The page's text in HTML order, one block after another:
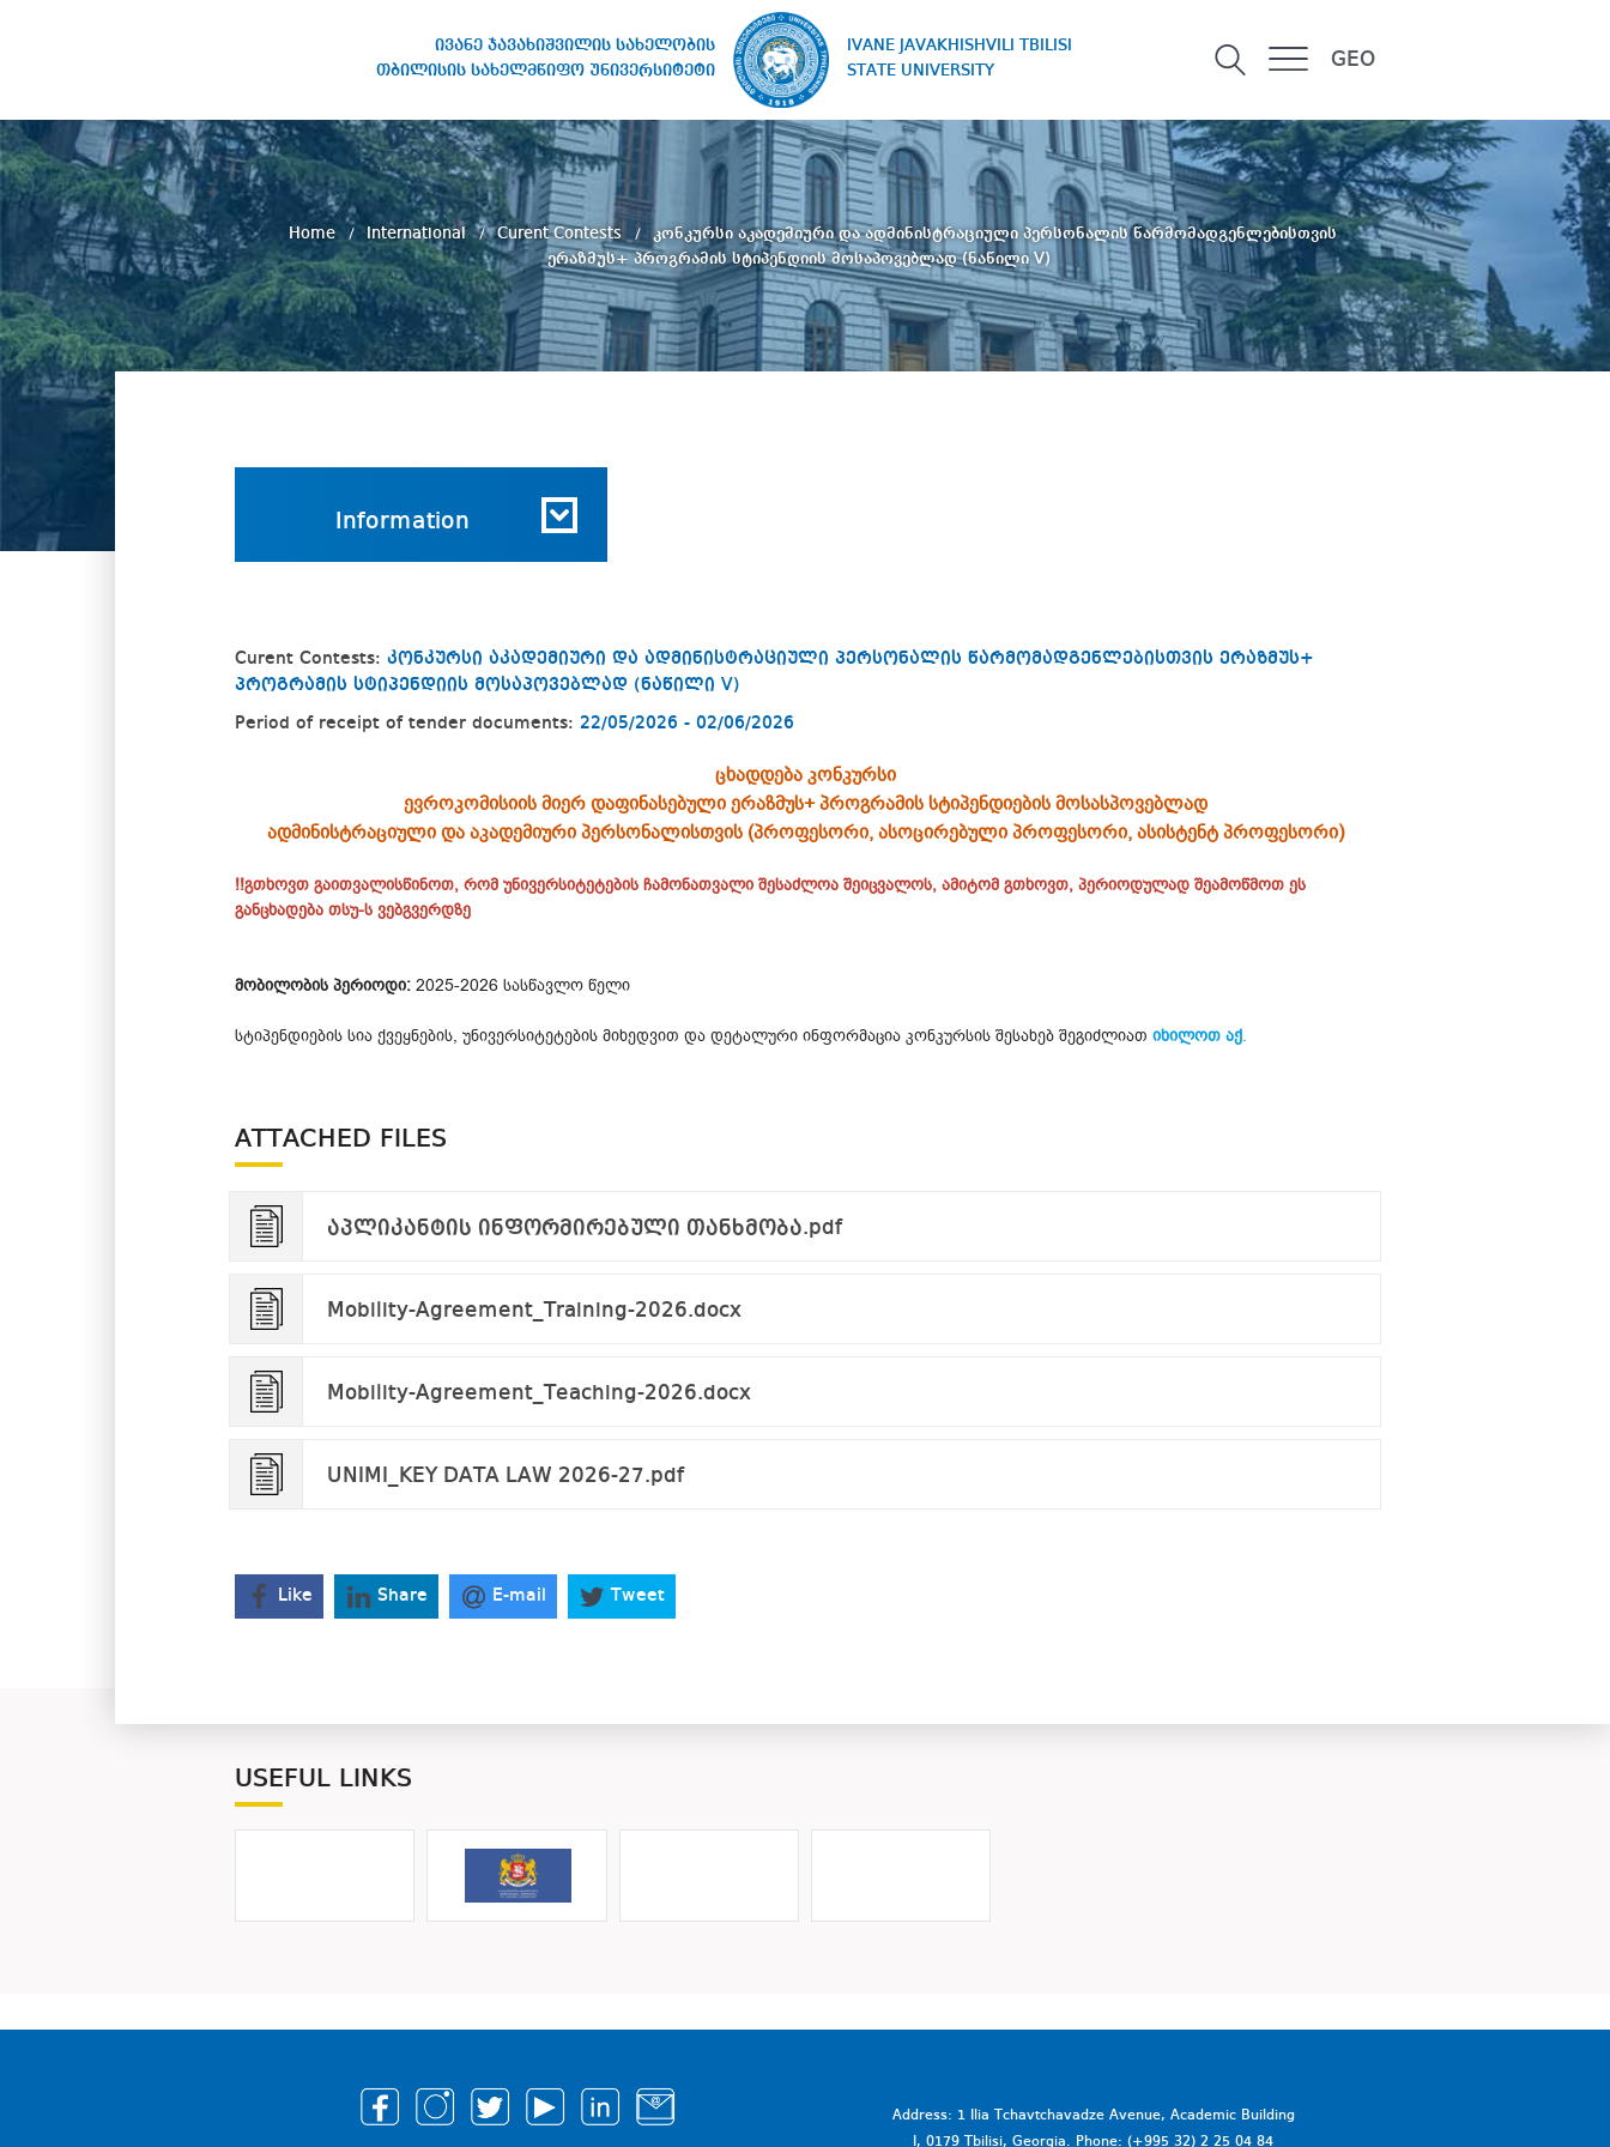
ივანე ჯავახიშვილის სახელობის
თბილისის სახელმწიფო უნივერსიტეტი
IVANE JAVAKHISHVILI TBILISI
STATE UNIVERSITY
GEO
STATE UNIVERSITY
Home International Curent Contests
კონკურსი აკადემიური და ადმინისტრაციული პერსონალის წარმომადგენლებისთვის
ერაზმუს+ პროგრამის სტიპენდიის მოსაპოვებლად (ნაწილი V)
Information
Curent Contests: კონკურსი აკადემიური და ადმინისტრაციული პერსონალის წარმომადგენლებისთვის ერაზმუს+
პროგრამის სტიპენდიის მოსაპოვებლად (ნაწილი V)
Period of receipt of tender documents: 22/05/2026 - 02/06/2026
ცხადდება კონკურსი
ევროკომისიის მიერ დაფინასებული ერაზმუს+ პროგრამის სტიპენდიების მოსასპოვებლად
ადმინისტრაციული და აკადემიური პერსონალისთვის (პროფესორი, ასოცირებული პროფესორი, ასისტენტ პროფესორი)
!!გთხოვთ გაითვალისწინოთ, რომ უნივერსიტეტების ჩამონათვალი შესაძლოა შეიცვალოს, ამიტომ გთხოვთ, პერიოდულად შეამოწმოთ ეს
განცხადება თსუ-ს ვებგვერდზე
მობილობის პერიოდი: 2025-2026 სასწავლო წელი
სტიპენდიების სია ქვეყნების, უნივერსიტეტების მიხედვით და დეტალური ინფორმაცია კონკურსის შესახებ შეგიძლიათ იხილოთ აქ.
ATTACHED FILES
აპლიკანტის ინფორმირებული თანხმობა.pdf
Mobility-Agreement_Training-2026.docx
Mobility-Agreement_Teaching-2026.docx
UNIMI_KEY DATA LAW 2026-27.pdf
Like Share E-mail Tweet
USEFUL LINKS
Address: 1 Ilia Tchavtchavadze Avenue, Academic Building
I, 0179 Tbilisi, Georgia. Phone: (+995 32) 2 25 04 84